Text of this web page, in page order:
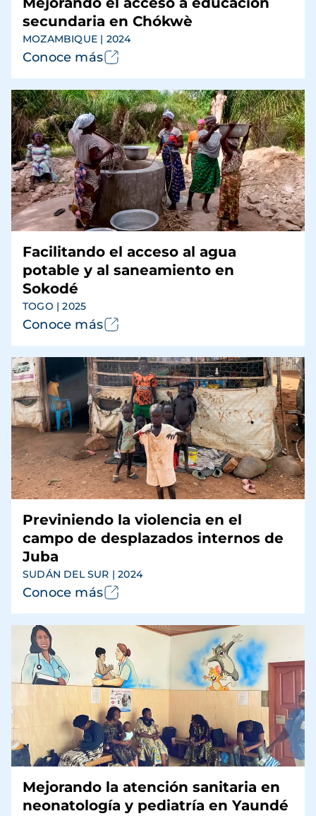
secundaria en Chókwè
MOZAMBIQUE | 2024
Conoce más
Facilitando el acceso al agua
potable y al saneamiento en
Sokodé
TOGO | 2025
Conoce más
Previniendo la violencia en el
campo de desplazados internos de
Juba
SUDÁN DEL SUR | 2024
Conoce más
Mejorando la atención sanitaria en
neonatología y pediatría en Yaundé